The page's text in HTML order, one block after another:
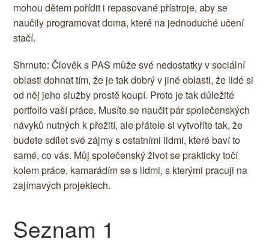
mohou dětem pořídit i repasované přístroje, aby se
naučily programovat doma, které na jednoduché učení
stačí.
Shrnuto: Člověk s PAS může své nedostatky v sociální
oblasti dohnat tím, že je tak dobrý v jiné oblasti, že lidé si
od něj jeho služby prostě koupí. Proto je tak důležité
portfolio vaší práce. Musíte se naučit pár společenských
návyků nutných k přežití, ale přátele si vytvoříte tak, že
budete sdílet své zájmy s ostatními lidmi, které baví to
samé, co vás. Můj společenský život se prakticky točí
kolem práce, kamarádím se s lidmi, s kterými pracuji na
zajímavých projektech.
Seznam 1